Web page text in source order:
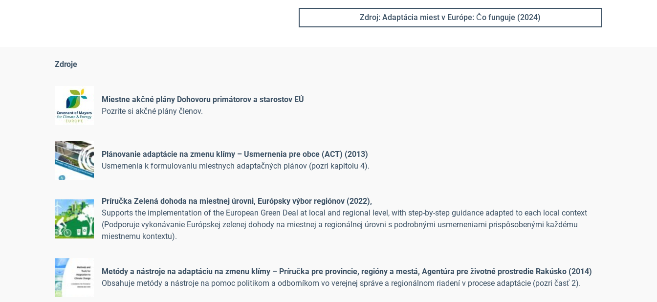
Zdroj: Adaptácia miest v Európe: Čo funguje (2024)
Zdroje
Miestne akčné plány Dohovoru primátorov a starostov EÚ
Pozrite si akčné plány členov.
Plánovanie adaptácie na zmenu klímy – Usmernenia pre obce (ACT) (2013)
Usmernenia k formulovaniu miestnych adaptačných plánov (pozri kapitolu 4).
Príručka Zelená dohoda na miestnej úrovni, Európsky výbor regiónov (2022),
Supports the implementation of the European Green Deal at local and regional level, with step-by-step guidance adapted to each local context
(Podporuje vykonávanie Európskej zelenej dohody na miestnej a regionálnej úrovni s podrobnými usmerneniami prispôsobenými každému
miestnemu kontextu).
Metódy a nástroje na adaptáciu na zmenu klímy – Príručka pre provincie, regióny a mestá, Agentúra pre životné prostredie Rakúsko (2014)
Obsahuje metódy a nástroje na pomoc politikom a odborníkom vo verejnej správe a regionálnom riadení v procese adaptácie (pozri časť 2).